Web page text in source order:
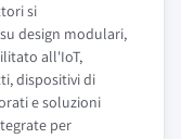
si
design modulari,
all'IoT,
dispositivi di
e soluzioni
per